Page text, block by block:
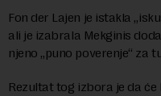
Fon der Lajen je istakla
ali je izabrala Mekginis
njeno „puno poverenje“ za
Rezultat tog izbora je da